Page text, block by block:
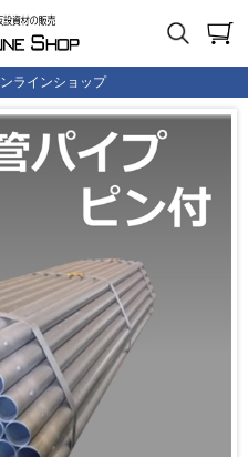
ラインショップ